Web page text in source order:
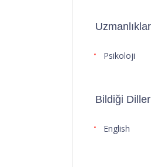
Uzmanlıklar
Psikoloji
Bildiği Diller
English